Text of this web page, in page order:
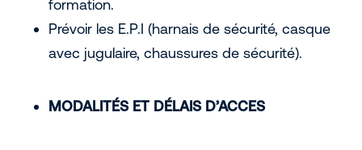
formation.
Prévoir les E.P.I (harnais de sécurité, casque
avec jugulaire, chaussures de sécurité).
MODALITÉS ET DÉLAIS D’ACCES